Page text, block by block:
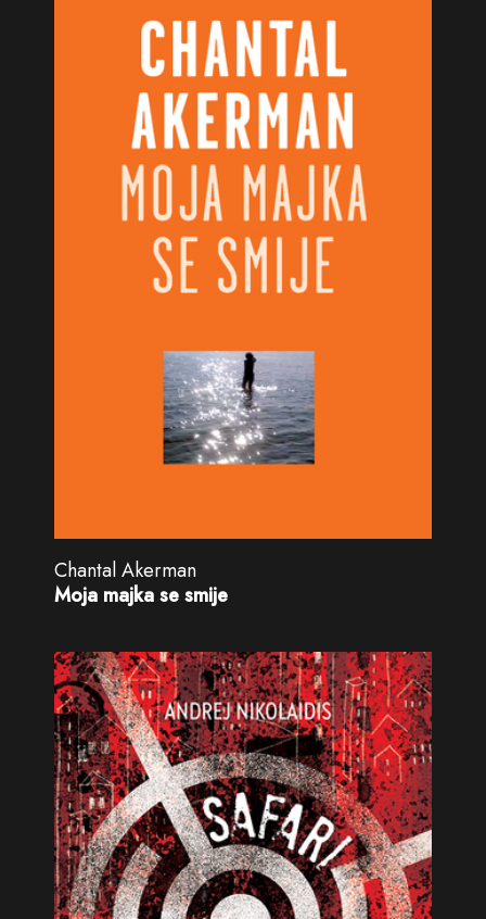
Chantal Akerman
Moja majka se smije